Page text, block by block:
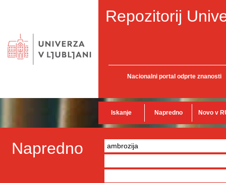
Repozitorij
Nacionalni portal odprte znanosti
Iskanje Napredno Novo v
Napredno